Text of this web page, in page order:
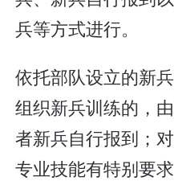
兵等方式进行。
依托部队设立的新
组织新兵训练的，
者新兵自行报到；
专业技能有特别要